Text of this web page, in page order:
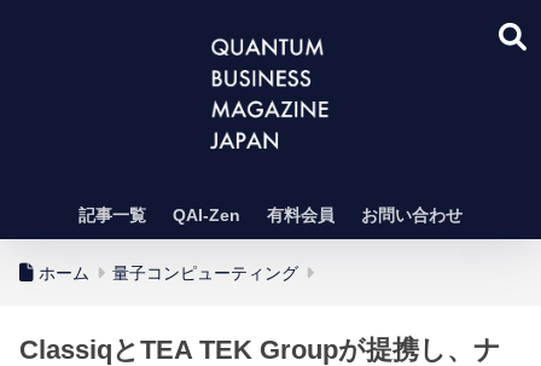
記事一覧 QAI-Zen 有料会員 お問い合わせ
ホーム 量子コンピューティング
ClassiqとTEA TEK Groupが提携し、ナ